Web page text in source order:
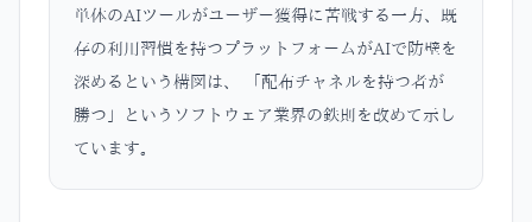
単体のAIツールがユーザー獲得に苦戦する一方、既
存の利用習慣を持つプラットフォームがAIで防壁を
深めるという構図は、 「配布チャネルを持つ者が
勝つ」というソフトウェア業界の鉄則を改めて示し
ています。